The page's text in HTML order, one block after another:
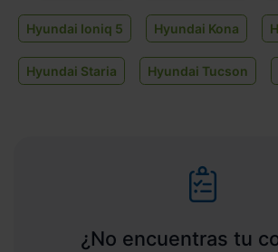
Hyundai Ioniq 5 Hyundai Kona
Hyundai Staria Hyundai Tucson
¿No encuentras tu